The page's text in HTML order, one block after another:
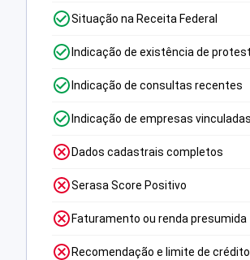
Situação na Receita Federal
Indicação de existência de
Indicação de consultas recentes
Indicação de empresas vinculadas
Dados cadastrais completos
Serasa Score Positivo
Faturamento ou renda presumida
Recomendação e limite de crédito